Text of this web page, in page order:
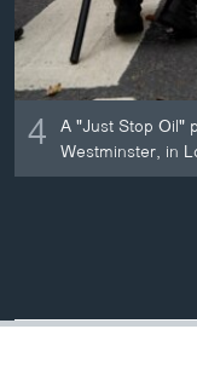
4 A "Just Stop Oil"
Westminster, in